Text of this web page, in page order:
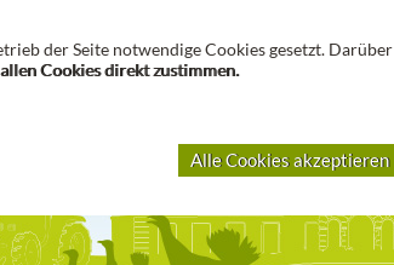
der Seite notwendige Cookies gesetzt. Darüber
allen Cookies direkt zustimmen.
Alle Cookies akzeptieren